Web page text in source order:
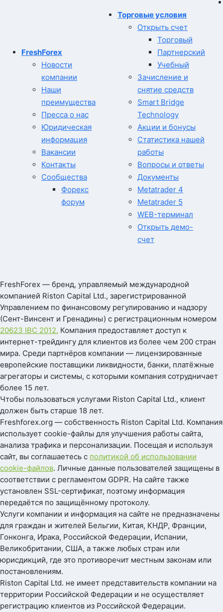
FreshForex
Новости
компании
Наши
преимущества
Пресса о нас
Юридическая
информация
Вакансии
Контакты
Сообщества
Форекс
форум
Торговые условия
Открыть счет
Торговый
Партнерский
Учебный
Зачисление и
снятие средств
Smart Bridge
Technology
Акции и бонусы
Статистика нашей
работы
Вопросы и ответы
Документы
Metatrader 4
Metatrader 5
WEB-терминал
Открыть демо-
счет
FreshForex — бренд, управляемый международной
компанией Riston Capital Ltd., зарегистрированной
Управлением по финансовому регулированию и надзору
(Сент-Винсент и Гренадины) с регистрационным номером
20623 IBC 2012. Компания предоставляет доступ к
интернет-трейдингу для клиентов из более чем 200 стран
мира. Среди партнёров компании — лицензированные
европейские поставщики ликвидности, банки, платёжные
агрегаторы и системы, с которыми компания сотрудничает
более 15 лет.
Чтобы пользоваться услугами Riston Capital Ltd., клиент
должен быть старше 18 лет.
Freshforex.org — собственность Riston Capital Ltd. Компания
использует cookie-файлы для улучшения работы сайта,
анализа трафика и персонализации. Посещая и используя
сайт, вы соглашаетесь с политикой об использовании
cookie-файлов. Личные данные пользователей защищены в
соответствии с регламентом GDPR. На сайте также
установлен SSL-сертификат, поэтому информация
передаётся по защищённому протоколу.
Услуги компании и информация на сайте не предназначены
для граждан и жителей Бельгии, Китая, КНДР, Франции,
Гонконга, Ирака, Российской Федерации, Испании,
Великобритании, США, а также любых стран или
юрисдикций, где это противоречит местным законам или
постановлениям.
Riston Capital Ltd. не имеет представительств компании на
территории Российской Федерации и не осуществляет
регистрацию клиентов из Российской Федерации.